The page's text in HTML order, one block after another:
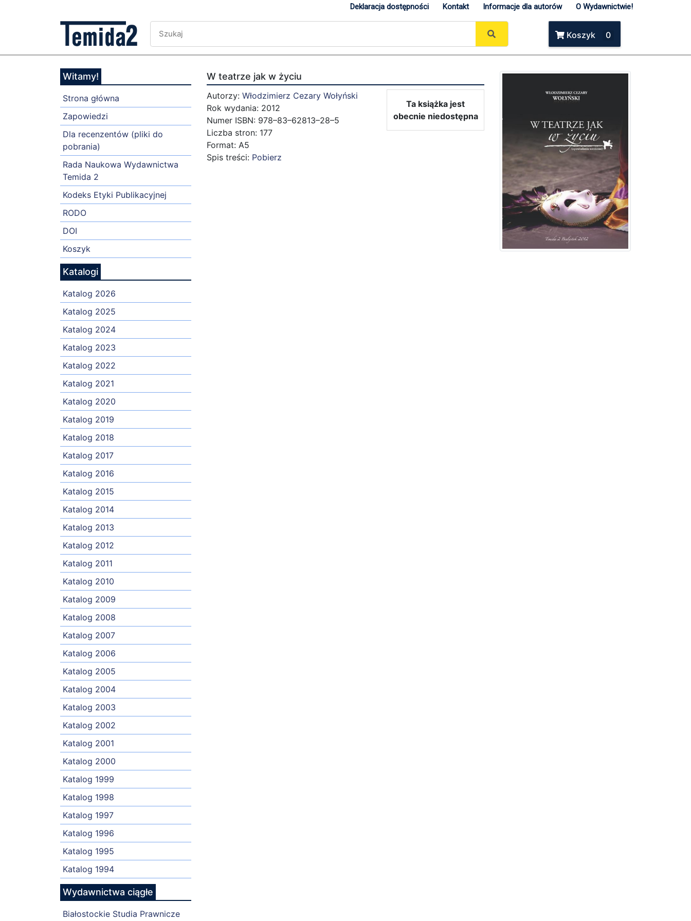
Deklaracja dostępności Kontakt Informacje dla autorów O Wydawnictwie!
Koszyk 0
Witamy!
Strona główna
Zapowiedzi
Dla recenzentów (pliki do
pobrania)
Rada Naukowa Wydawnictwa
Temida 2
Kodeks Etyki Publikacyjnej
RODO
DOI
Koszyk
Katalogi
Katalog 2026
Katalog 2025
Katalog 2024
Katalog 2023
Katalog 2022
Katalog 2021
Katalog 2020
Katalog 2019
Katalog 2018
Katalog 2017
Katalog 2016
Katalog 2015
Katalog 2014
Katalog 2013
Katalog 2012
Katalog 2011
Katalog 2010
Katalog 2009
Katalog 2008
Katalog 2007
Katalog 2006
Katalog 2005
Katalog 2004
Katalog 2003
Katalog 2002
Katalog 2001
Katalog 2000
Katalog 1999
Katalog 1998
Katalog 1997
Katalog 1996
Katalog 1995
Katalog 1994
Wydawnictwa ciągłe
Białostockie Studia Prawnicze
W teatrze jak w życiu
Autorzy: Włodzimierz Cezary Wołyński
Rok wydania: 2012
Numer ISBN: 978–83–62813–28–5
Liczba stron: 177
Format: A5
Spis treści: Pobierz
Ta książka jest
obecnie niedostępna